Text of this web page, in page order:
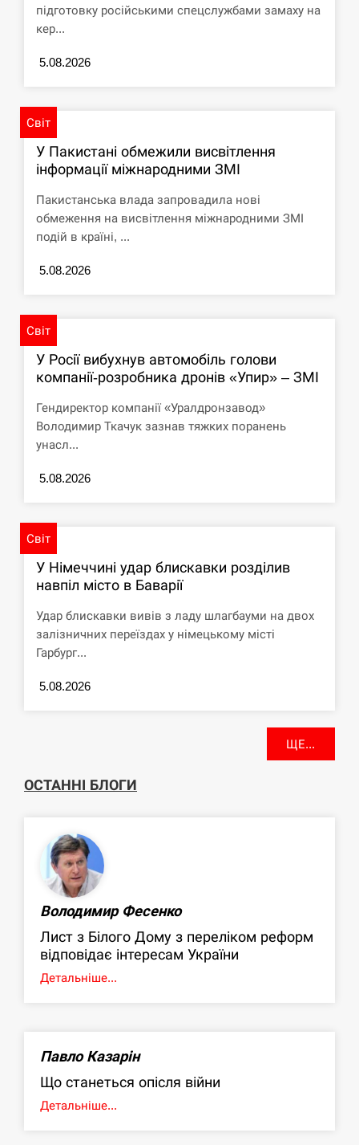
підготовку російськими спецслужбами замаху на
кер...
5.08.2026
Світ
У Пакистані обмежили висвітлення
інформації міжнародними ЗМІ
Пакистанська влада запровадила нові
обмеження на висвітлення міжнародними ЗМІ
подій в країні, ...
5.08.2026
Світ
У Росії вибухнув автомобіль голови
компанії-розробника дронів «Упир» – ЗМІ
Гендиректор компанії «Уралдронзавод»
Володимир Ткачук зазнав тяжких поранень
унасл...
5.08.2026
Світ
У Німеччині удар блискавки розділив
навпіл місто в Баварії
Удар блискавки вивів з ладу шлагбауми на двох
залізничних переїздах у німецькому місті
Гарбург...
5.08.2026
ЩЕ...
ОСТАННІ БЛОГИ
Володимир Фесенко
Лист з Білого Дому з переліком реформ
відповідає інтересам України
Детальніше...
Павло Казарін
Що станеться опісля війни
Детальніше...